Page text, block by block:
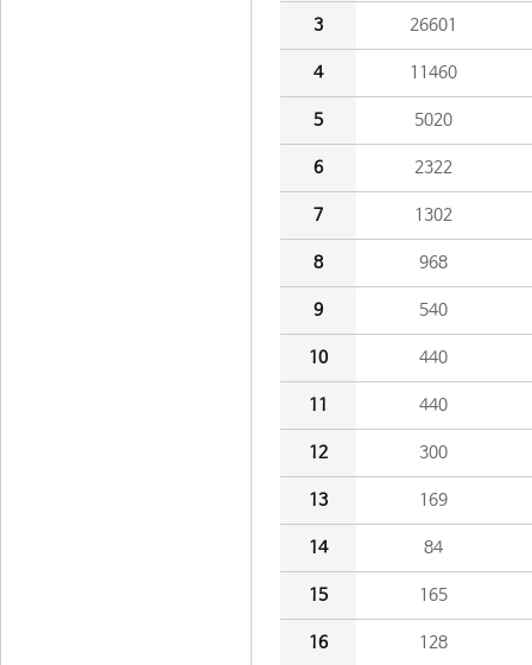
3 26601
4 11460
5 5020
6 2322
7 1302
8 968
9 540
10 440
11 440
12 300
13 169
14 84
15 165
16 128